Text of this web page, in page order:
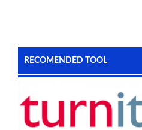
RECOMENDED TOOL